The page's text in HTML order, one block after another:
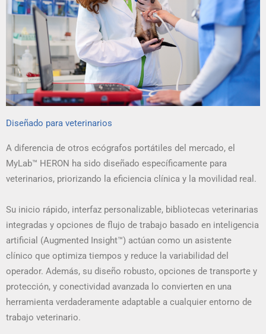
Diseñado para veterinarios
A diferencia de otros ecógrafos portátiles del mercado, el
MyLab™ HERON ha sido diseñado específicamente para
veterinarios, priorizando la eficiencia clínica y la movilidad real.
Su inicio rápido, interfaz personalizable, bibliotecas veterinarias
integradas y opciones de flujo de trabajo basado en inteligencia
artificial (Augmented Insight™) actúan como un asistente
clínico que optimiza tiempos y reduce la variabilidad del
operador. Además, su diseño robusto, opciones de transporte y
protección, y conectividad avanzada lo convierten en una
herramienta verdaderamente adaptable a cualquier entorno de
trabajo veterinario.